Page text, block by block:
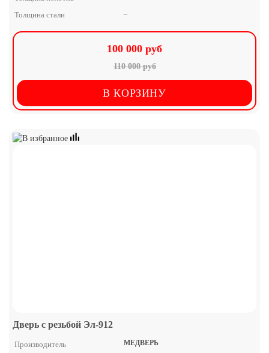
Толщина стали –
100 000 руб
110 000 руб
В КОРЗИНУ
Дверь с резьбой Эл-912
Производитель МЕДВЕРЬ